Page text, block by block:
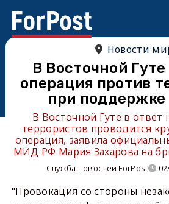
Новости
В Восточной
операция против
при
В Восточной Гуте в ответ
террористов проводится
операция, заявила
МИД РФ Мария Захарова на
Служба новостей ForPost
"Провокация со стороны